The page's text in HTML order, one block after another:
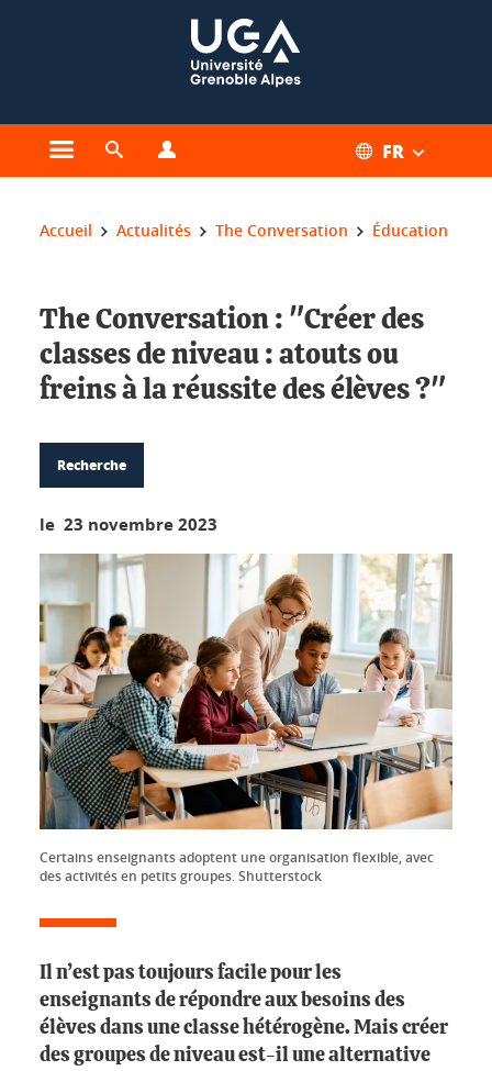
Ouvrir le menu principal
Ouvrir le moteur de recherche FR
Vous êtes ici :
Accueil Actualités The Conversation Éducation
The Conversation : "Créer des
classes de niveau : atouts ou
freins à la réussite des élèves ?"
Recherche
le 23 novembre 2023
Certains enseignants adoptent une organisation flexible, avec
des activités en petits groupes. Shutterstock
Il n’est pas toujours facile pour les
enseignants de répondre aux besoins des
élèves dans une classe hétérogène. Mais créer
des groupes de niveau est-il une alternative